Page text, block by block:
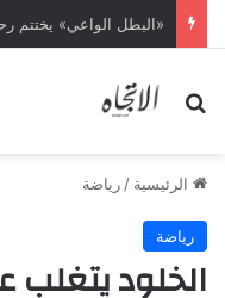
بحث عن
الرئيسية / رياضة
رياضة
الخلود